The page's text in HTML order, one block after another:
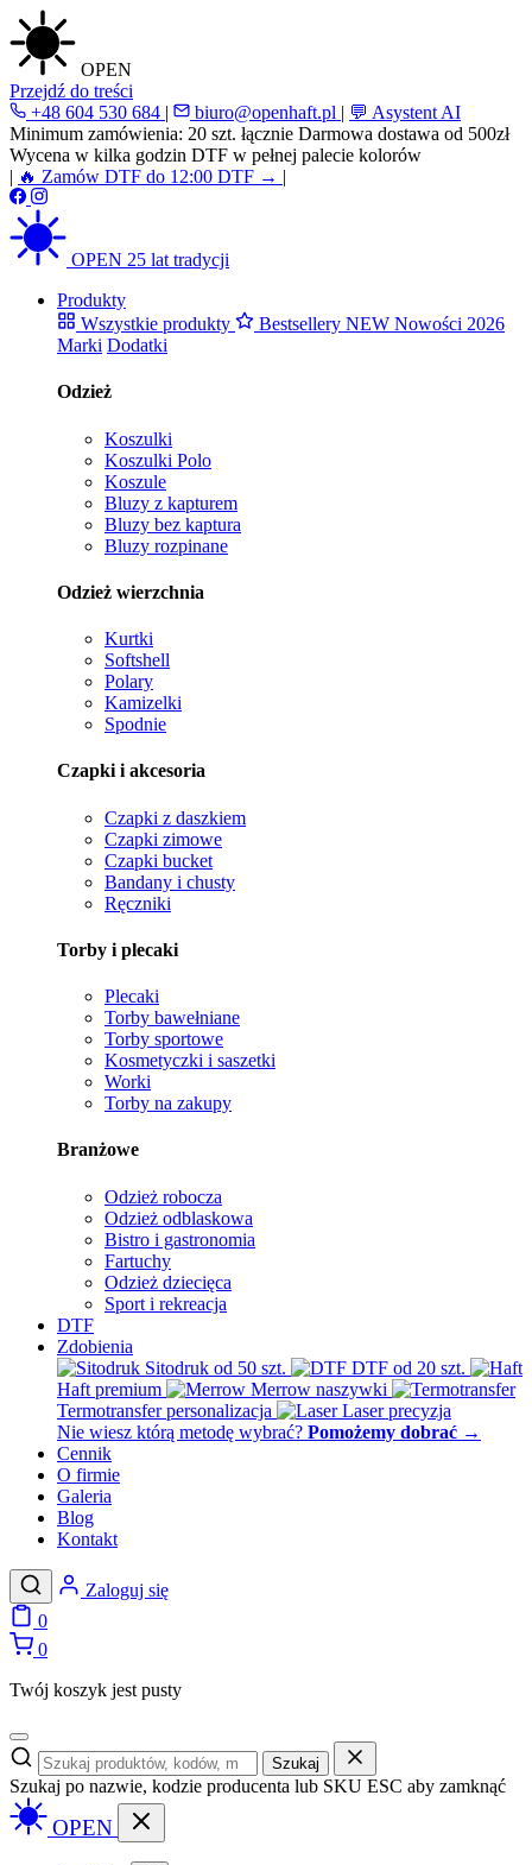
OPEN
Przejdź do treści
+48 604 530 684 | biuro@openhaft.pl | 💬 Asystent AI
Minimum zamówienia: 20 szt. łącznie Darmowa dostawa od 500zł
Wycena w kilka godzin DTF w pełnej palecie kolorów
| 🔥 Zamów DTF do 12:00 DTF → |
OPEN 25 lat tradycji
Produkty
Wszystkie produkty
Bestsellery NEW Nowości 2026
Marki Dodatki
Odzież
Koszulki
Koszulki Polo
Koszule
Bluzy z kapturem
Bluzy bez kaptura
Bluzy rozpinane
Odzież wierzchnia
Kurtki
Softshell
Polary
Kamizelki
Spodnie
Czapki i akcesoria
Czapki z daszkiem
Czapki zimowe
Czapki bucket
Bandany i chusty
Ręczniki
Torby i plecaki
Plecaki
Torby bawełniane
Torby sportowe
Kosmetyczki i saszetki
Worki
Torby na zakupy
Branżowe
Odzież robocza
Odzież odblaskowa
Bistro i gastronomia
Fartuchy
Odzież dziecięca
Sport i rekreacja
DTF
Zdobienia
Sitodruk od 50 szt. DTF od 20 szt.
Haft premium Merrow naszywki
Termotransfer personalizacja Laser precyzja
Nie wiesz którą metodę wybrać? Pomożemy dobrać →
Cennik
O firmie
Galeria
Blog
Kontakt
Zaloguj się
0
0
Twój koszyk jest pusty
Szukaj
Szukaj po nazwie, kodzie producenta lub SKU ESC aby zamknąć
OPEN